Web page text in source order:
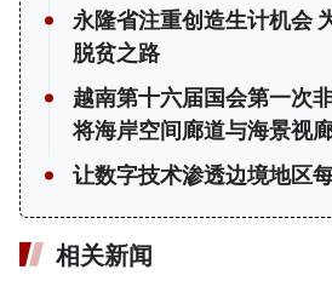
永隆省注重创造生计机会
脱贫之路
越南第十六届国会第一次
将海岸空间廊道与海景视
让数字技术渗透边境地区
相关新闻